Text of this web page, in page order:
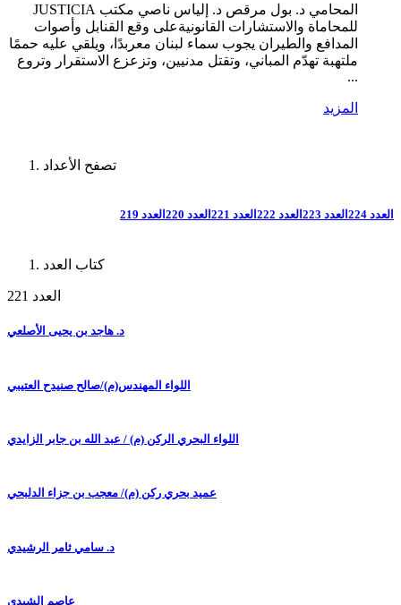
المحامي د. بول مرقص د. إلياس ناصي مكتب JUSTICIA
للمحاماة والاستشارات القانونيةعلى وقع القنابل وأصوات
المدافع والطيران يجوب سماء لبنان معربدًا، ويلقي عليه حممًا
ملتهبة تهدّم المباني، وتقتل مدنيين، وتزعزع الاستقرار وتروع
...
المزيد
تصفح الأعداد
العدد 224 العدد 223 العدد 222 العدد 221 العدد 220 العدد 219
كتاب العدد
العدد 221
د. هاجد بن يحيى الأصلعي
اللواء المهندس(م)/صالح صنيدح العتيبي
اللواء البحري الركن (م) / عبد الله بن جابر الزايدي
عميد بحري ركن (م)/ معجب بن جزاء الدلبحي
د. سامي ثامر الرشيدي
عاصم الشيدي